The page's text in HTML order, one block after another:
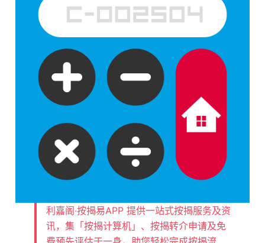
利嘉阁‧按揭易APP 提供一站式按揭服务及资
讯，集「按揭计算机」、按揭转介申请及免